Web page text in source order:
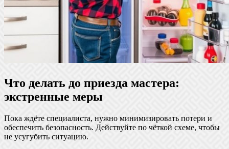
Что делать до приезда мастера:
экстренные меры
Пока ждёте специалиста, нужно минимизировать потери и
обеспечить безопасность. Действуйте по чёткой схеме, чтобы
не усугубить ситуацию.